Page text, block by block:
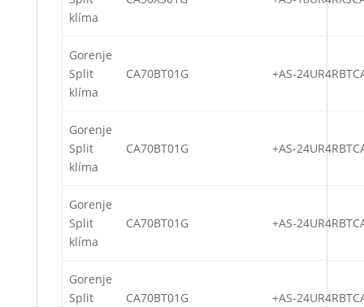
klíma
Gorenje
Split
klíma
CA70BT01G +AS-
Gorenje
Split
klíma
CA70BT01G +AS-
Gorenje
Split
klíma
CA70BT01G +AS-
Gorenje
Split
CA70BT01G +AS-